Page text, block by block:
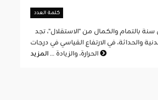
كلمة العدد
والحداثة، في الارتفاع القياسي في درجات
الحرارة، والزيادة ...